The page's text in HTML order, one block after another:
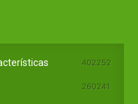
402252
260241